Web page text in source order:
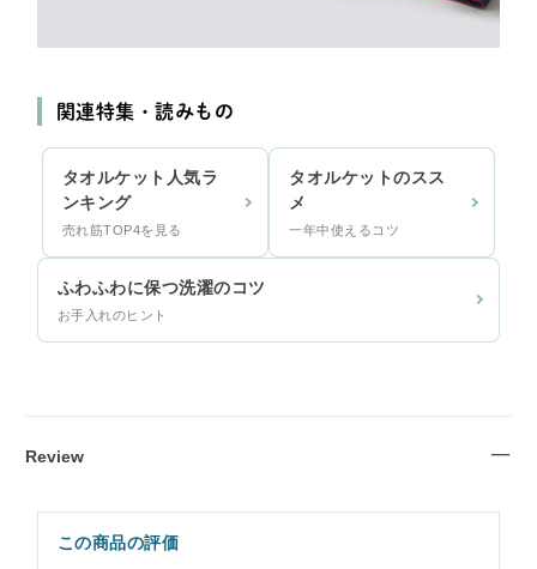
関連特集・読みもの
タオルケット人気ラ
ンキング
売れ筋TOP4を見る
タオルケットのスス
メ
一年中使えるコツ
ふわふわに保つ洗濯のコツ
お手入れのヒント
Review
この商品の評価